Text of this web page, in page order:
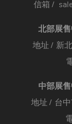
信箱 /
北部展
地址 / 新
中部展
地址 / 台